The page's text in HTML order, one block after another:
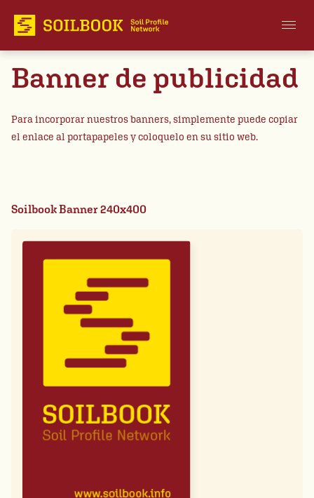
Banner de publicidad
Para incorporar nuestros banners, simplemente puede copiar
el enlace al portapapeles y coloquelo en su sitio web.
Soilbook Banner 240x400